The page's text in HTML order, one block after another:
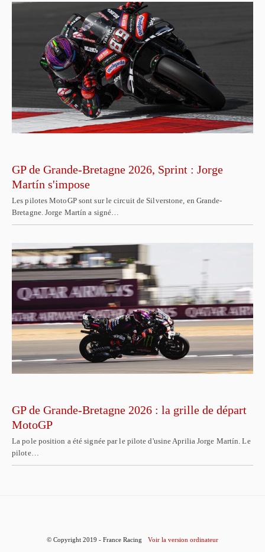
GP de Grande-Bretagne 2026, Sprint : Jorge
Martín s'impose
Les pilotes MotoGP sont sur le circuit de Silverstone, en Grande-
Bretagne. Jorge Martín a signé…
GP de Grande-Bretagne 2026 : la grille de départ
MotoGP
La pole position a été signée par le pilote d'usine Aprilia Jorge Martín. Le
pilote…
© Copyright 2019 - France Racing Voir la version ordinateur